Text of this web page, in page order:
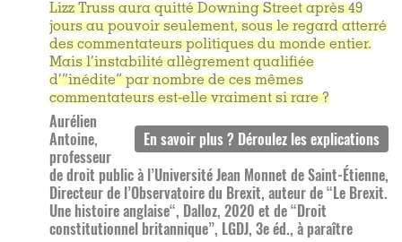
Lizz Truss aura quitté Downing Street après 49
jours au pouvoir seulement, sous le regard atterré
des commentateurs politiques du monde entier.
Mais l’instabilité allègrement qualifiée
d’”inédite” par nombre de ces mêmes
commentateurs est-elle vraiment si rare ?
Aurélien
Antoine,
professeur
de droit public à l’Université Jean Monnet de Saint-Étienne,
Directeur de l’Observatoire du Brexit, auteur de “Le Brexit.
Une histoire anglaise“, Dalloz, 2020 et de “Droit
constitutionnel britannique”, LGDJ, 3e éd., à paraître